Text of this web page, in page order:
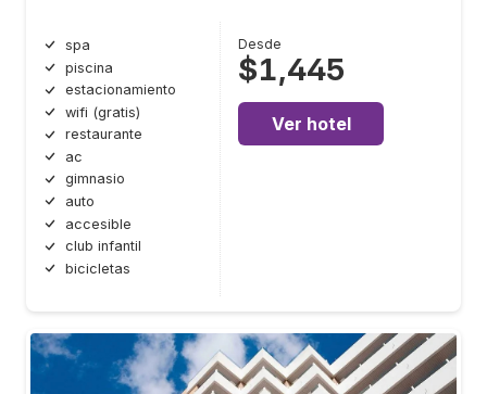
spa
piscina
estacionamiento
wifi (gratis)
restaurante
ac
gimnasio
auto
accesible
club infantil
bicicletas
Desde
$1,445
Ver hotel